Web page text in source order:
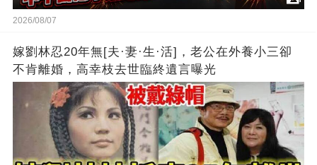
2026/08/07
嫁劉林忍20年無[夫·妻·生·活]，老公在外養小三卻
不肯離婚，高幸枝去世臨終遺言曝光